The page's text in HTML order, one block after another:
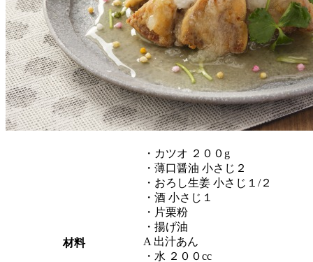
材料
・カツオ ２００g
・薄口醤油 小さじ２
・おろし生姜 小さじ１/２
・酒 小さじ１
・片栗粉
・揚げ油
A 出汁あん
・水 ２００cc